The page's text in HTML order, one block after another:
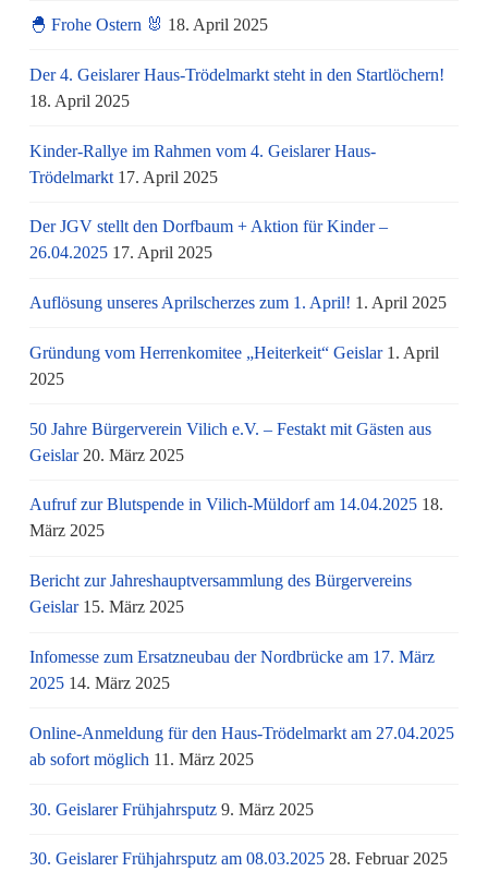
🐣 Frohe Ostern 🐰 18. April 2025
Der 4. Geislarer Haus-Trödelmarkt steht in den Startlöchern!
18. April 2025
Kinder-Rallye im Rahmen vom 4. Geislarer Haus-
Trödelmarkt 17. April 2025
Der JGV stellt den Dorfbaum + Aktion für Kinder –
26.04.2025 17. April 2025
Auflösung unseres Aprilscherzes zum 1. April! 1. April 2025
Gründung vom Herrenkomitee „Heiterkeit“ Geislar 1. April
2025
50 Jahre Bürgerverein Vilich e.V. – Festakt mit Gästen aus
Geislar 20. März 2025
Aufruf zur Blutspende in Vilich-Müldorf am 14.04.2025 18.
März 2025
Bericht zur Jahreshauptversammlung des Bürgervereins
Geislar 15. März 2025
Infomesse zum Ersatzneubau der Nordbrücke am 17. März
2025 14. März 2025
Online-Anmeldung für den Haus-Trödelmarkt am 27.04.2025
ab sofort möglich 11. März 2025
30. Geislarer Frühjahrsputz 9. März 2025
30. Geislarer Frühjahrsputz am 08.03.2025 28. Februar 2025